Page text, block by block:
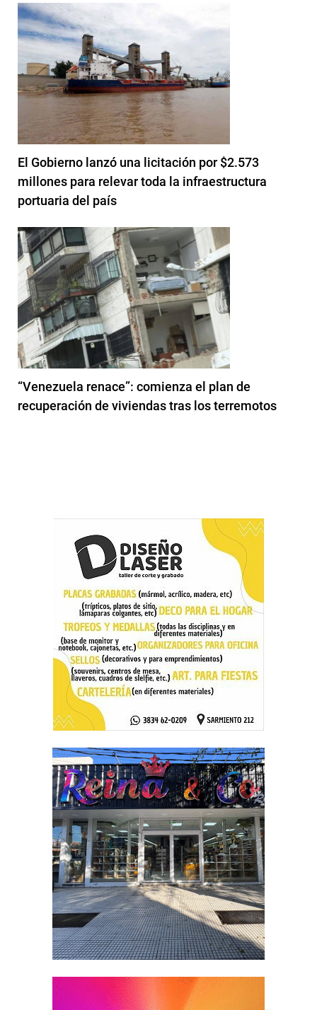
El Gobierno lanzó una licitación por $2.573
millones para relevar toda la infraestructura
portuaria del país
“Venezuela renace”: comienza el plan de
recuperación de viviendas tras los terremotos